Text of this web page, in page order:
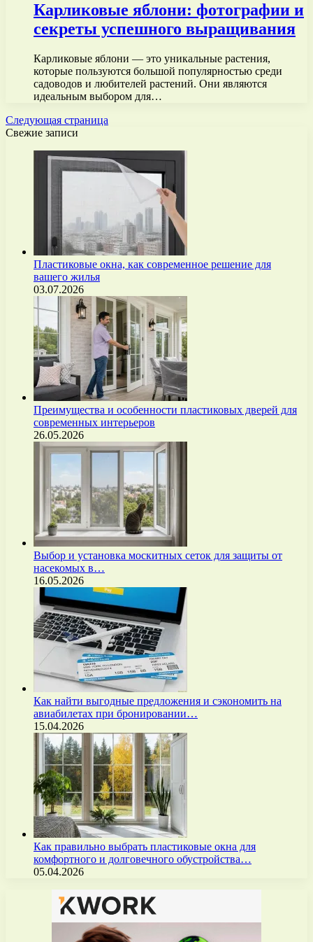
Карликовые яблони: фотографии и
секреты успешного выращивания
Карликовые яблони — это уникальные растения,
которые пользуются большой популярностью среди
садоводов и любителей растений. Они являются
идеальным выбором для…
Следующая страница
Свежие записи
Пластиковые окна, как современное решение для
вашего жилья
03.07.2026
Преимущества и особенности пластиковых дверей для
современных интерьеров
26.05.2026
Выбор и установка москитных сеток для защиты от
насекомых в…
16.05.2026
Как найти выгодные предложения и сэкономить на
авиабилетах при бронировании…
15.04.2026
Как правильно выбрать пластиковые окна для
комфортного и долговечного обустройства…
05.04.2026